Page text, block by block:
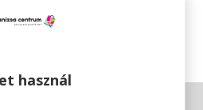
használ